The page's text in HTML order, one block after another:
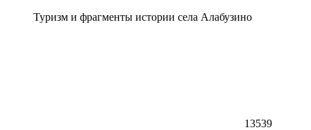
Туризм и фрагменты истории села Алабузино
13539